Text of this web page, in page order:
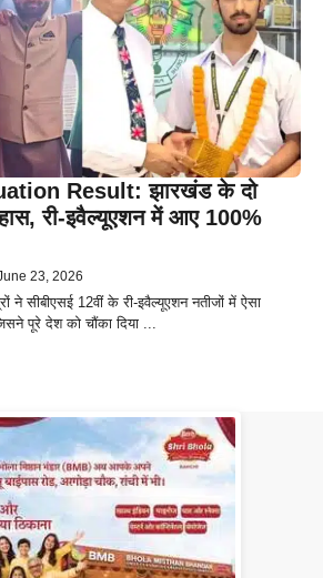
Result: झारखंड के दो
री-इवैल्यूएशन में आए 100%
23, 2026
ने सीबीएसई 12वीं के री-इवैल्यूएशन नतीजों में ऐसा
पूरे देश को चौंका दिया ...